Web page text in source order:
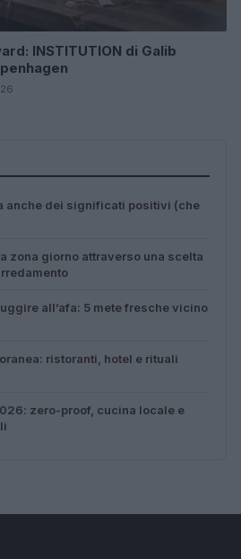
INSTITUTION di Galib
anche dei significati positivi (che
zona giorno attraverso una scelta
all’afa: 5 mete fresche vicino
ristoranti, hotel e rituali
zero-proof, cucina locale e